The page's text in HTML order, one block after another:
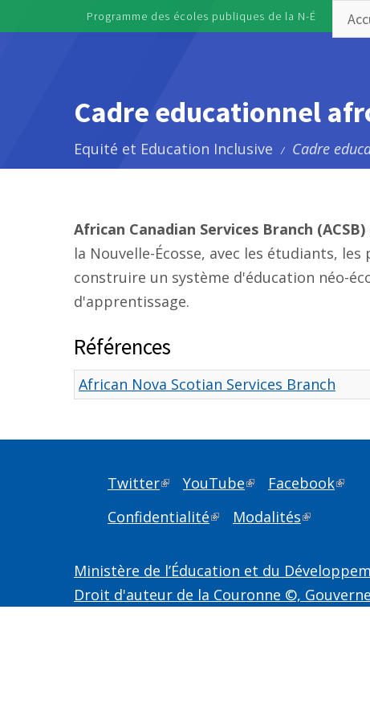
Skip to main contentProgramme des écoles publiques de la N-É
Cadre educationnel
Equité et Education Inclusive / Cadre
African Canadian Services Branch (ACSB)
la Nouvelle-Écosse, avec les étudiants,
construire un système d'éducation néo-
d'apprentissage.
Références
African Nova Scotian Services Branch
Twitter(link is external)
YouTube(link is external)
Facebook(link
Confidentialité(link is external)
Modalités(link is
Ministère de l’Éducation et du
Droit d'auteur de la Couronne ©,